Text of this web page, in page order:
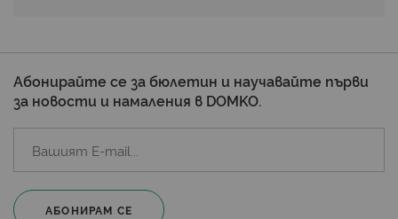
Абонирайте се за бюлетин и научавайте първи
за новости и намаления в DOMKO.
АБОНИРАМ СЕ